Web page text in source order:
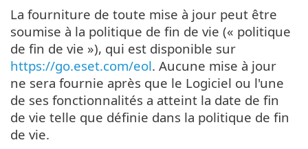
La fourniture de toute mise à jour peut être
soumise à la politique de fin de vie (« politique
de fin de vie »), qui est disponible sur
https://go.eset.com/eol. Aucune mise à jour
ne sera fournie après que le Logiciel ou l'une
de ses fonctionnalités a atteint la date de fin
de vie telle que définie dans la politique de fin
de vie.